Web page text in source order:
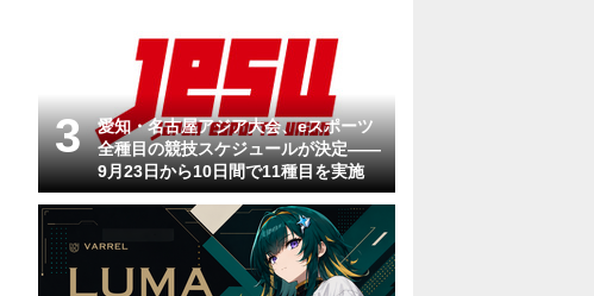
愛知・名古屋アジア大会、eスポーツ
全種目の競技スケジュールが決定——
9月23日から10日間で11種目を実施